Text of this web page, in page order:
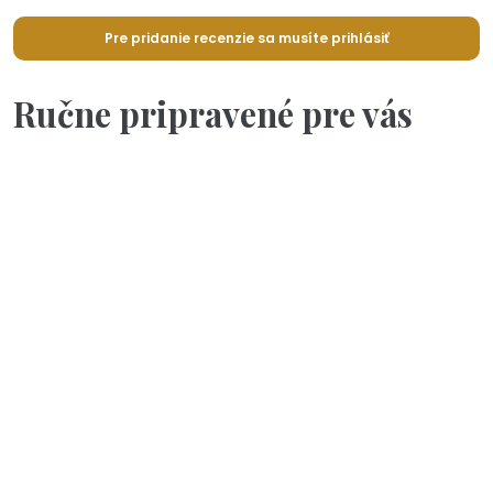
Pre pridanie recenzie sa musíte prihlásiť
Ručne pripravené pre vás